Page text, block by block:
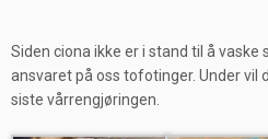
Siden ciona ikke er i stand til å vaske
ansvaret på oss tofotinger. Under vil
siste vårrengjøringen.